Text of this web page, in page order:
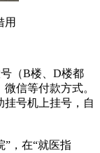
用
（B楼、D楼都
信等付款方式。
挂号机上挂号，自
”，在“就医指